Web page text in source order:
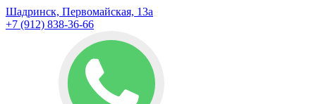
Шадринск, Первомайская, 13а
+7 (912) 838-36-66